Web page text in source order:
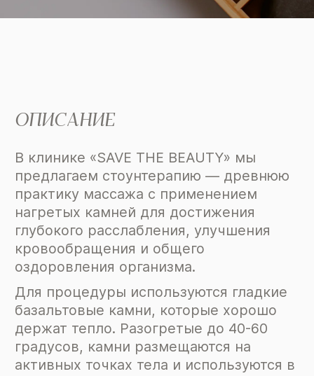
ОПИСАНИЕ
В клинике «SAVE THE BEAUTY» мы
предлагаем стоунтерапию — древнюю
практику массажа с применением
нагретых камней для достижения
глубокого расслабления, улучшения
кровообращения и общего
оздоровления организма.
Для процедуры используются гладкие
базальтовые камни, которые хорошо
держат тепло. Разогретые до 40-60
градусов, камни размещаются на
активных точках тела и используются в